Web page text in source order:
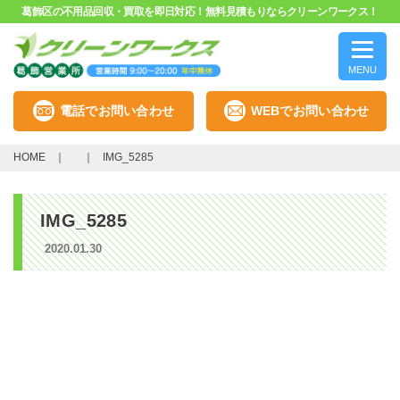
葛飾区の不用品回収・買取を即日対応！無料見積もりならクリーンワークス！
MENU
電話でお問い合わせ WEBでお問い合わせ
HOME IMG_5285
IMG_5285
2020.01.30